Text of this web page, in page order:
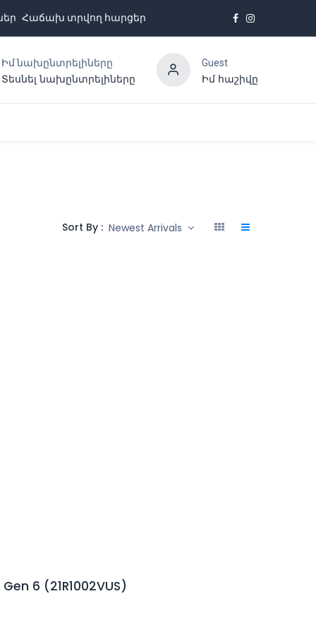
Հաճախ տրվող հարցեր
Իմ նախընտրելիները
Տեսնել նախընտրելիները
Guest
Իմ հաշիվը
Sort By : Newest Arrivals
6 (21R1002VUS)